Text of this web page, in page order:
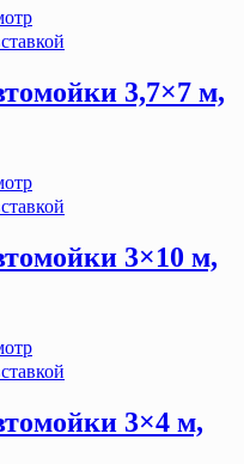
3,7×7 м,
3×10 м,
3×4 м,